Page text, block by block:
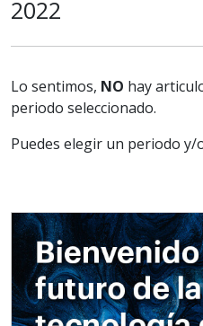
2022
Lo sentimos, NO hay
periodo seleccionado.
Puedes elegir un periodo